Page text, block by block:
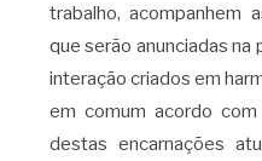
trabalho, acompanhem
que serão anunciadas
interação criados em
em comum acordo
destas encarnações